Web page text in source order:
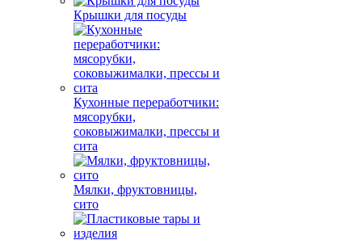
Крышки для посуды
Кухонные переработчики:
мясорубки,
соковыжималки, прессы и
сита
Мялки, фруктовницы,
сито